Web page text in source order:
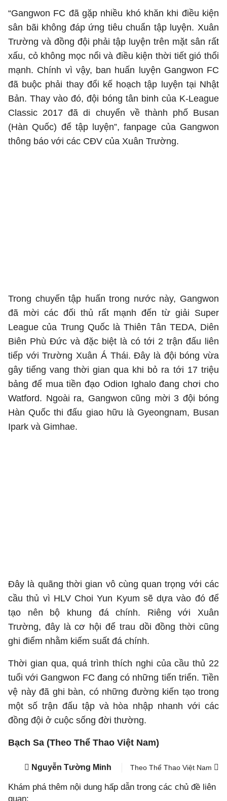
“Gangwon FC đã gặp nhiều khó khăn khi điều kiện
sân bãi không đáp ứng tiêu chuẩn tập luyện. Xuân
Trường và đồng đội phải tập luyện trên mặt sân rất
xấu, cỏ không mọc nổi và điều kiện thời tiết gió thổi
mạnh. Chính vì vậy, ban huấn luyện Gangwon FC
đã buộc phải thay đổi kế hoạch tập luyện tại Nhật
Bản. Thay vào đó, đội bóng tân binh của K-League
Classic 2017 đã di chuyển về thành phố Busan
(Hàn Quốc) để tập luyện”, fanpage của Gangwon
thông báo với các CĐV của Xuân Trường.
Trong chuyến tập huấn trong nước này, Gangwon
đã mời các đối thủ rất mạnh đến từ giải Super
League của Trung Quốc là Thiên Tân TEDA, Diên
Biên Phù Đức và đặc biệt là có tới 2 trận đấu liên
tiếp với Trường Xuân Á Thái. Đây là đội bóng vừa
gây tiếng vang thời gian qua khi bỏ ra tới 17 triệu
bảng để mua tiền đạo Odion Ighalo đang chơi cho
Watford. Ngoài ra, Gangwon cũng mời 3 đội bóng
Hàn Quốc thi đấu giao hữu là Gyeongnam, Busan
Ipark và Gimhae.
Đây là quãng thời gian vô cùng quan trọng với các
cầu thủ vì HLV Choi Yun Kyum sẽ dựa vào đó để
tạo nên bộ khung đá chính. Riêng với Xuân
Trường, đây là cơ hội để trau dồi đồng thời cũng
ghi điểm nhằm kiếm suất đá chính.
Thời gian qua, quá trình thích nghi của cầu thủ 22
tuổi với Gangwon FC đang có những tiến triển. Tiền
vệ này đã ghi bàn, có những đường kiến tạo trong
một số trận đấu tập và hòa nhập nhanh với các
đồng đội ở cuộc sống đời thường.
Bạch Sa (Theo Thể Thao Việt Nam)
Nguyễn Tường Minh Theo Thể Thao Việt Nam
Khám phá thêm nội dung hấp dẫn trong các chủ đề liên
quan: